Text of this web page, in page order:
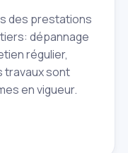
des prestations
dépannage
régulier,
travaux sont
en vigueur.